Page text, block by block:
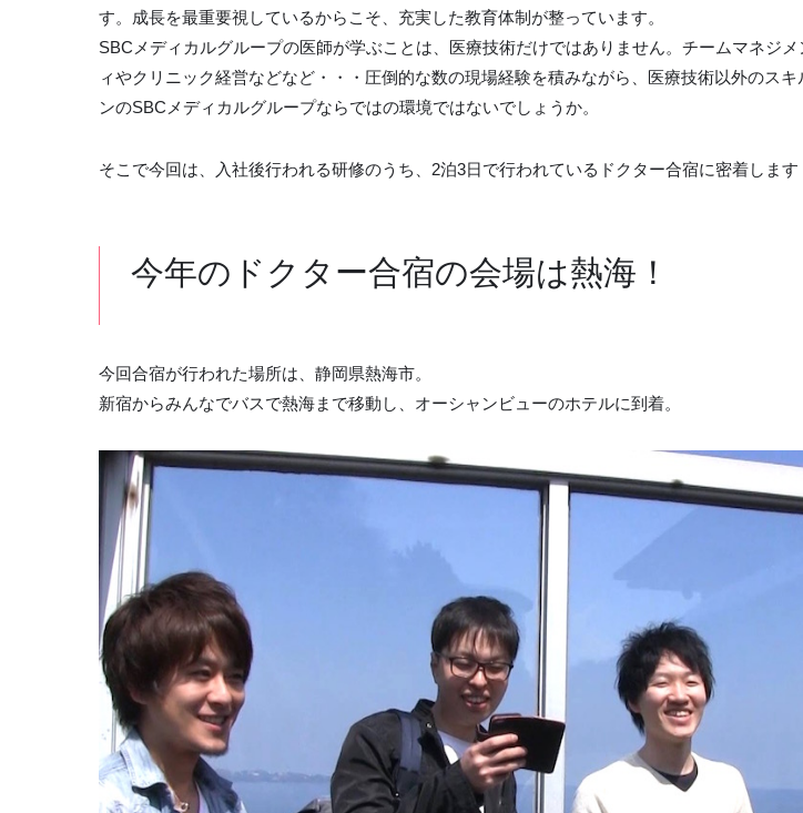
す。成長を最重要視しているからこそ、充実した教育体制が整っています。
SBCメディカルグループの医師が学ぶことは、医療技術だけではありません。チームマネジ
ィやクリニック経営などなど・・・圧倒的な数の現場経験を積みながら、医療技術以外のス
ンのSBCメディカルグループならではの環境ではないでしょうか。
そこで今回は、入社後行われる研修のうち、2泊3日で行われているドクター合宿に密着します
今年のドクター合宿の会場は熱海！
今回合宿が行われた場所は、静岡県熱海市。
新宿からみんなでバスで熱海まで移動し、オーシャンビューのホテルに到着。